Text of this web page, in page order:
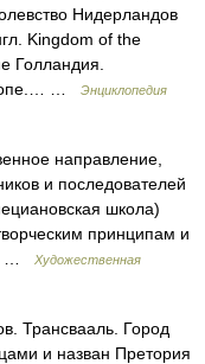
Нидерландов
Kingdom of the
Голландия.
…
Энциклопедия
направление,
и последователей
школа)
принципам и
…
Художественная
Трансвааль. Город
и назван Претория